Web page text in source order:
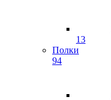
13
Полки
94